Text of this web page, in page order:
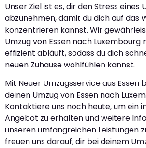
Unser Ziel ist es, dir den Stress eines
abzunehmen, damit du dich auf das
konzentrieren kannst. Wir
Umzug von Essen nach Luxembourg
effizient abläuft, sodass du dich
neuen Zuhause wohlfühlen kannst.
Mit Neuer Umzugsservice aus Essen
deinen Umzug von Essen nach
Kontaktiere uns noch heute, um ein
Angebot zu erhalten und weitere
unseren umfangreichen Leistungen
freuen uns darauf, dir bei deinem